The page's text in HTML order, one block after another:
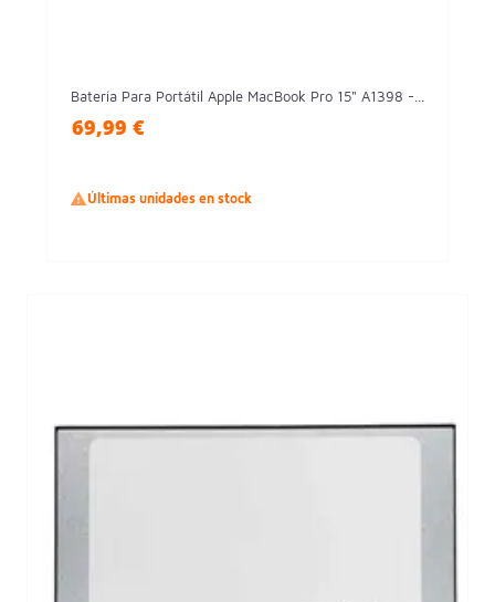
Batería Para Portátil Apple MacBook Pro 15" A1398 -...
69,99 €
Últimas unidades en stock